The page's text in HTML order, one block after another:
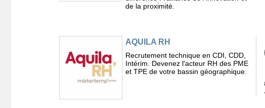
de la proximité.
AQUILA RH
Recrutement technique en CDI, CDD,
Intérim. Devenez l'acteur RH des PME
et TPE de votre bassin géographique.